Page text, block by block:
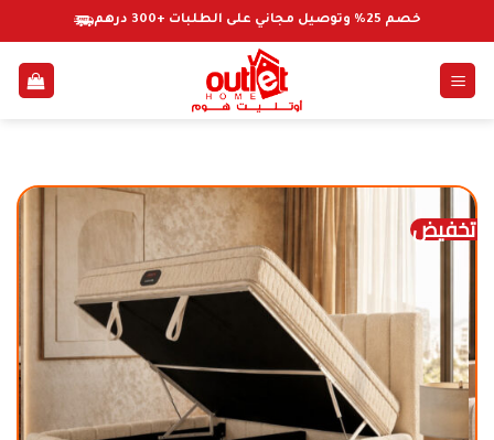
للمحتوى
خصم 25% وتوصيل مجاني على الطلبات +300 درهم
تخفيض